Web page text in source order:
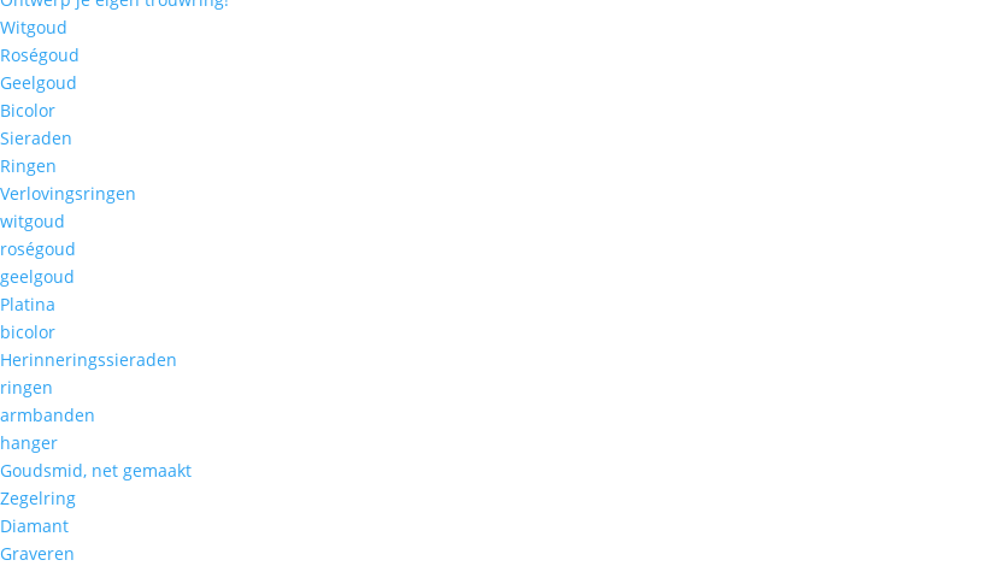
Witgoud
Roségoud
Geelgoud
Bicolor
Sieraden
Ringen
Verlovingsringen
witgoud
roségoud
geelgoud
Platina
bicolor
Herinneringssieraden
ringen
armbanden
hanger
Goudsmid, net gemaakt
Zegelring
Diamant
Graveren